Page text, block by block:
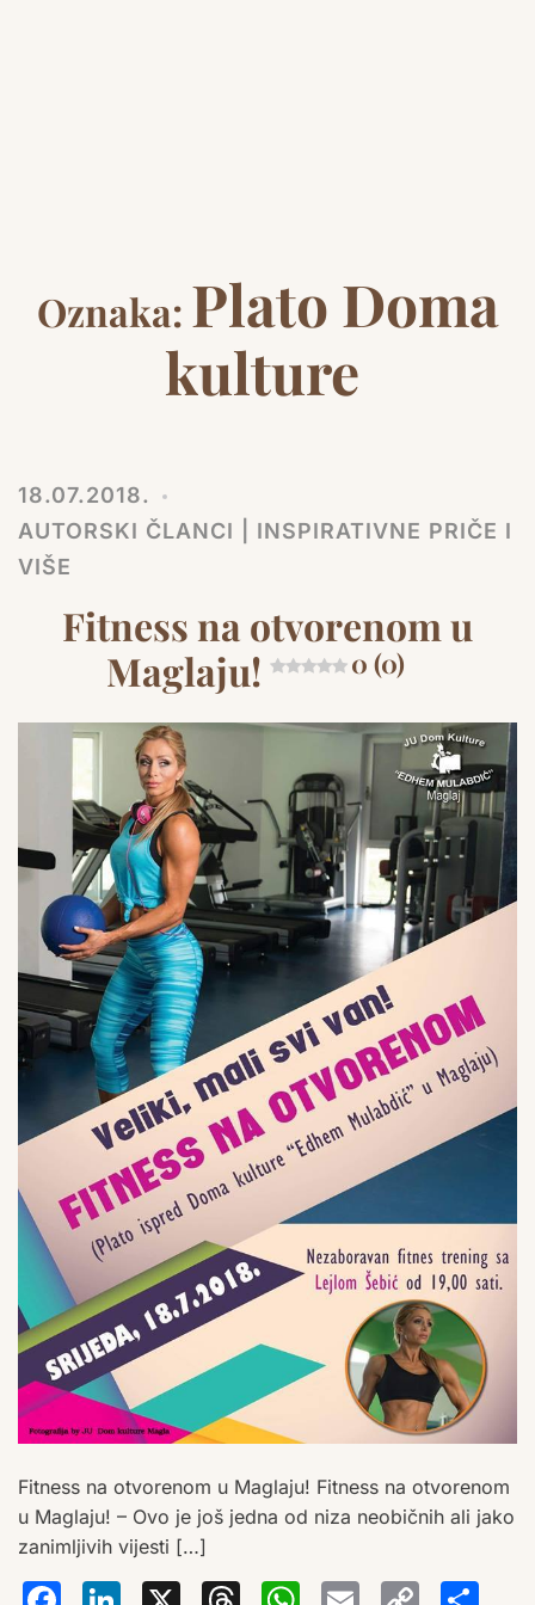
Oznaka: Plato Doma
kulture
18.07.2018.
AUTORSKI ČLANCI | INSPIRATIVNE PRIČE I
VIŠE
Fitness na otvorenom u
Maglaju!
0 (0)
Fitness na otvorenom u Maglaju! Fitness na otvorenom
u Maglaju! – Ovo je još jedna od niza neobičnih ali jako
zanimljivih vijesti […]